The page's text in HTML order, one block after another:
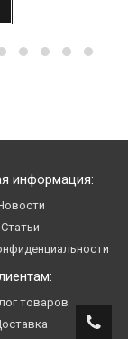
товаров
информация:
Статьи